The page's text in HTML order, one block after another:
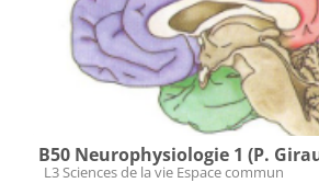
B50 Neurophysiologie 1 (P.
Catégorie de cours
L3 Sciences de la vie Espace commun